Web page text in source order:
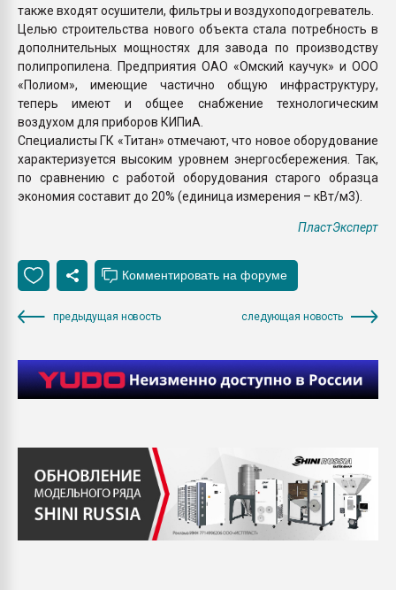
также входят осушители, фильтры и воздухоподогреватель.
Целью строительства нового объекта стала потребность в
дополнительных мощностях для завода по производству
полипропилена. Предприятия ОАО «Омский каучук» и ООО
«Полиом», имеющие частично общую инфраструктуру,
теперь имеют и общее снабжение технологическим
воздухом для приборов КИПиА.
Специалисты ГК «Титан» отмечают, что новое оборудование
характеризуется высоким уровнем энергосбережения. Так,
по сравнению с работой оборудования старого образца
экономия составит до 20% (единица измерения – кВт/м3).
ПластЭксперт
предыдущая новость следующая новость